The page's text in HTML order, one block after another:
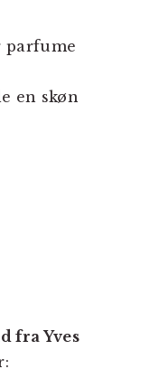
parfume
en skøn
fra Yves